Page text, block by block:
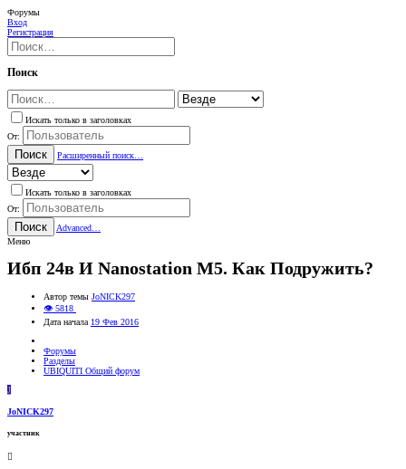
Форумы
Вход
Регистрация
Поиск
Искать только в заголовках
От:
Поиск Расширенный поиск…
Искать только в заголовках
От:
Поиск
Advanced…
Меню
Ибп 24в И Nanostation M5. Как Подружить?
Автор темы JoNICK297
👁 5818
Дата начала 19 Фев 2016
Форумы
Разделы
UBIQUITI Общий форум
J
JoNICK297
участник